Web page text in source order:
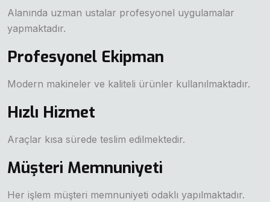
Alanında uzman ustalar profesyonel uygulamalar
yapmaktadır.
Profesyonel Ekipman
Modern makineler ve kaliteli ürünler kullanılmaktadır.
Hızlı Hizmet
Araçlar kısa sürede teslim edilmektedir.
Müşteri Memnuniyeti
Her işlem müşteri memnuniyeti odaklı yapılmaktadır.